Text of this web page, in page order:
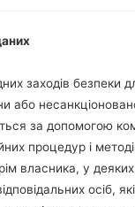
заходів безпеки
або
за допомогою
процедур і
власника, у
осіб,